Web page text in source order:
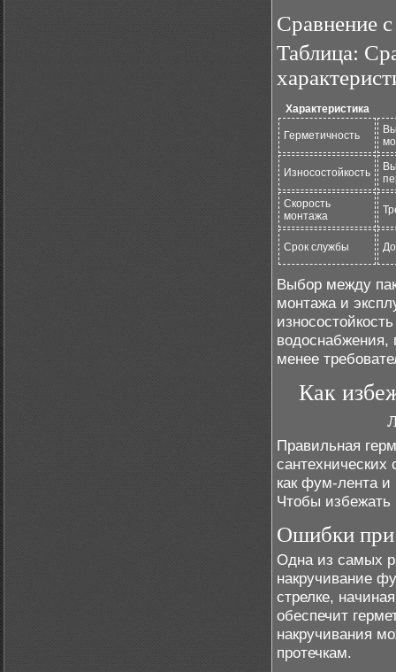
Сравнение
Таблица:
Характеристика
Герметичность
Износостойкость
Скорость
монтажа
Срок службы
Выбор между
монтажа и
менее
Как
Правильная
как фум-лента и
Чтобы избежать
Ошибки при
Одна из самых
накручивание
стрелке,
обеспечит
накручивания
протечкам.